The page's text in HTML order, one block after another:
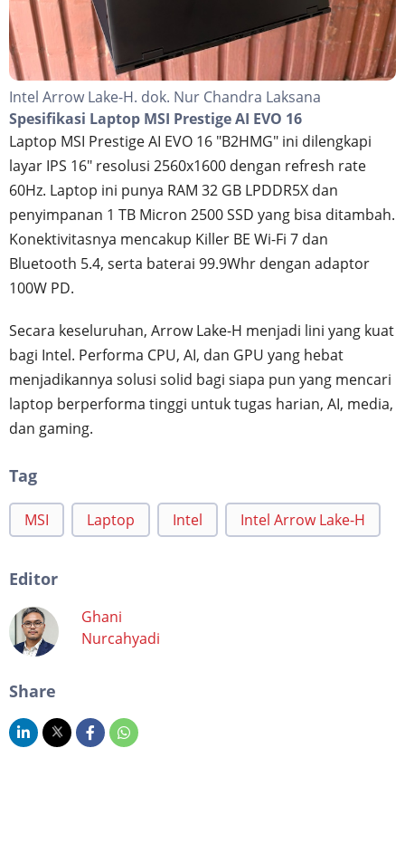
Intel Arrow Lake-H. dok. Nur Chandra Laksana
Spesifikasi Laptop MSI Prestige AI EVO 16
Laptop MSI Prestige AI EVO 16 "B2HMG" ini dilengkapi
layar IPS 16" resolusi 2560x1600 dengan refresh rate
60Hz. Laptop ini punya RAM 32 GB LPDDR5X dan
penyimpanan 1 TB Micron 2500 SSD yang bisa ditambah.
Konektivitasnya mencakup Killer BE Wi-Fi 7 dan
Bluetooth 5.4, serta baterai 99.9Whr dengan adaptor
100W PD.
Secara keseluruhan, Arrow Lake-H menjadi lini yang kuat
bagi Intel. Performa CPU, AI, dan GPU yang hebat
menjadikannya solusi solid bagi siapa pun yang mencari
laptop berperforma tinggi untuk tugas harian, AI, media,
dan gaming.
Tag
MSI Laptop Intel Intel Arrow Lake-H
Editor
Ghani
Nurcahyadi
Share